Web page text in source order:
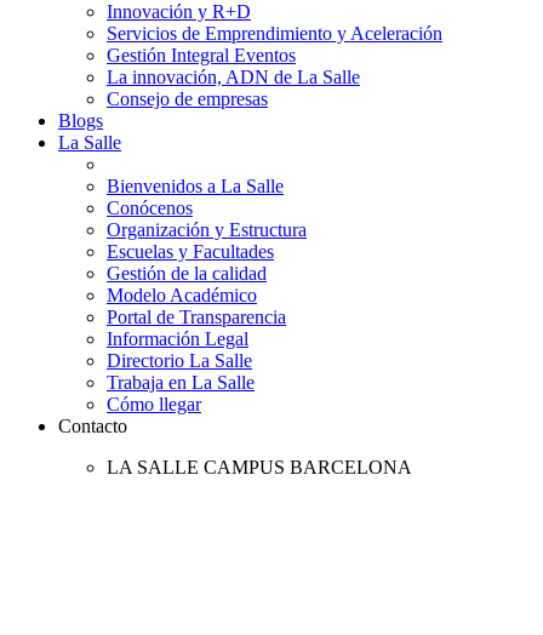
Innovación y R+D
Servicios de Emprendimiento y Aceleración
Gestión Integral Eventos
La innovación, ADN de La Salle
Consejo de empresas
Blogs
La Salle
Bienvenidos a La Salle
Conócenos
Organización y Estructura
Escuelas y Facultades
Gestión de la calidad
Modelo Académico
Portal de Transparencia
Información Legal
Directorio La Salle
Trabaja en La Salle
Cómo llegar
Contacto
LA SALLE CAMPUS BARCELONA